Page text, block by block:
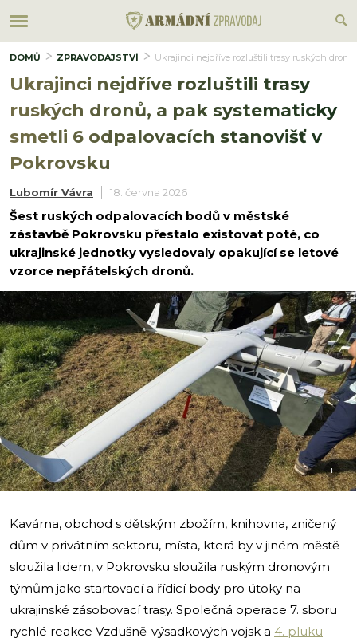
DOMŮ ZPRAVODAJSTVÍ Ukrajinci nejdříve rozluštili trasy ruských
Ukrajinci nejdříve rozluštili trasy
ruských dronů, a pak systematicky
smetli 6 odpalovacích stanovišť v
Pokrovsku
Lubomír Vávra 18. června 2026
Šest ruských odpalovacích bodů v městské
zástavbě Pokrovsku přestalo existovat poté, co
ukrajinské jednotky vysledovaly opakující se letové
vzorce nepřátelských dronů.
i
Kavárna, obchod s dětským zbožím, knihovna, zničený
dům v privátním sektoru, místa, která by v jiném městě
sloužila lidem, v Pokrovsku sloužila ruským dronovým
týmům jako startovací a řídicí body pro útoky na
ukrajinské zásobovací trasy. Společná operace 7. sboru
rychlé reakce Vzdušně-výsadkových vojsk a 4. pluku